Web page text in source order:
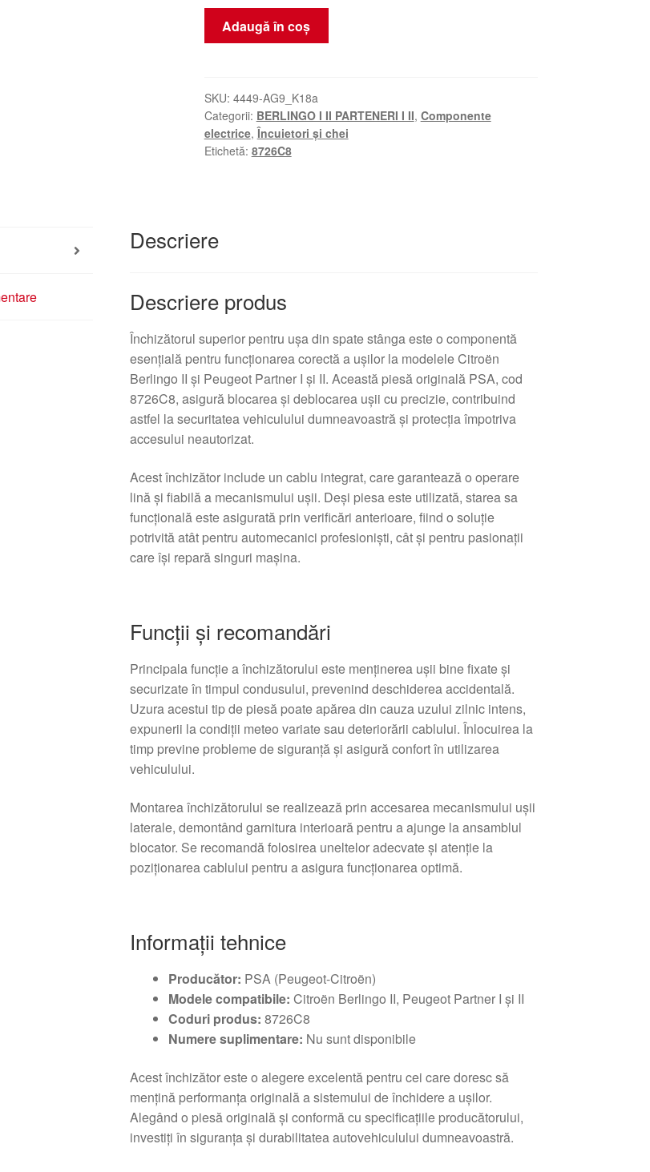
Cantitate
Închizător
Ușă
Posterioară
Citroën
Berlingo
Adaugă în coș
SKU: 4449-AG9_K18a
Categorii: BERLINGO I II PARTENERI I II, Componente
electrice,Încuietori și chei
Etichetă: 8726C8
Descriere
Descriere produs
Închizătorul superior pentru ușa din spate stânga este o componentă
esențială pentru funcționarea corectă a ușilor la modelele Citroën
Berlingo II și Peugeot Partner I și II. Această piesă originală PSA, cod
8726C8, asigură blocarea și deblocarea ușii cu precizie, contribuind
astfel la securitatea vehiculului dumneavoastră și protecția împotriva
accesului neautorizat.
Acest închizător include un cablu integrat, care garantează o operare
lină și fiabilă a mecanismului ușii. Deși piesa este utilizată, starea sa
funcțională este asigurată prin verificări anterioare, fiind o soluție
potrivită atât pentru automecanici profesioniști, cât și pentru pasionații
care își repară singuri mașina.
Funcții și recomandări
Principala funcție a închizătorului este menținerea ușii bine fixate și
securizate în timpul condusului, prevenind deschiderea accidentală.
Uzura acestui tip de piesă poate apărea din cauza uzului zilnic intens,
expunerii la condiții meteo variate sau deteriorării cablului. Înlocuirea la
timp previne probleme de siguranță și asigură confort în utilizarea
vehiculului.
Montarea închizătorului se realizează prin accesarea mecanismului ușii
laterale, demontând garnitura interioară pentru a ajunge la ansamblul
blocator. Se recomandă folosirea uneltelor adecvate și atenție la
poziționarea cablului pentru a asigura funcționarea optimă.
Informații tehnice
Producător: PSA (Peugeot-Citroën)
Modele compatibile: Citroën Berlingo II, Peugeot Partner I și II
Coduri produs: 8726C8
Numere suplimentare: Nu sunt disponibile
Acest închizător este o alegere excelentă pentru cei care doresc să
mențină performanța originală a sistemului de închidere a ușilor.
Alegând o piesă originală și conformă cu specificațiile producătorului,
investiți în siguranța și durabilitatea autovehiculului dumneavoastră.